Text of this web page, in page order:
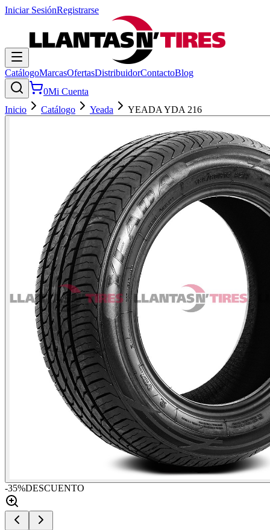
Iniciar SesiónRegistrarse
CatálogoMarcasOfertasDistribuidorContactoBlog
0Mi Cuenta
Inicio
Catálogo Yeada YEADA YDA 216
-35%DESCUENTO